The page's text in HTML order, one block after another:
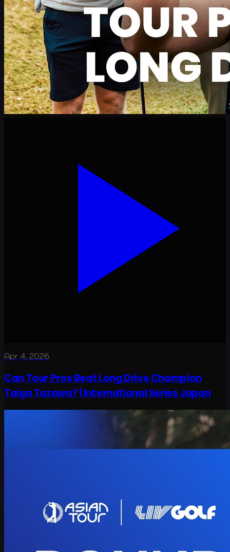
Apr 4, 2026
Can Tour Pros Beat Long Drive Champion
Taiga Tazawa? | International Series Japan